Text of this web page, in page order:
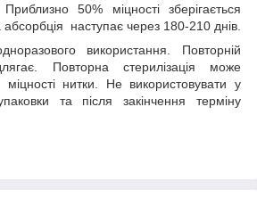
Приблизно 50% міцності зберігається
наступає через 180-210 днів.
використання. Повторній
Повторна стерилізація може
нитки. Не використовувати у
та після закінчення терміну